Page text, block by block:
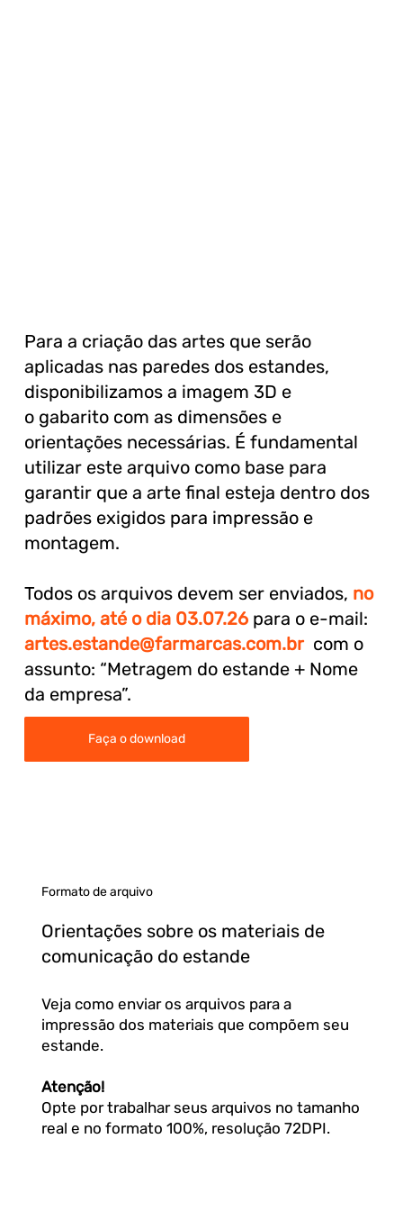
Para a criação das artes que serão
aplicadas nas paredes dos estandes,
disponibilizamos a imagem 3D e
o gabarito com as dimensões e
orientações necessárias. É fundamental
utilizar este arquivo como base para
garantir que a arte final esteja dentro dos
padrões exigidos para impressão e
montagem.
Todos os arquivos devem ser enviados, no
máximo, até o dia 03.07.26 para o e-mail:
artes.estande@farmarcas.com.brcom o
assunto: “Metragem do estande + Nome
da empresa”.
Faça o download
Formato de arquivo
Orientações sobre os materiais de
comunicação do estande
Veja como enviar os arquivos para a
impressão dos materiais que compõem seu
estande.
Atenção!
Opte por trabalhar seus arquivos no tamanho
real e no formato 100%, resolução 72DPI.